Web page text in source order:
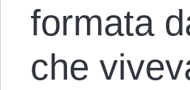
formata
che